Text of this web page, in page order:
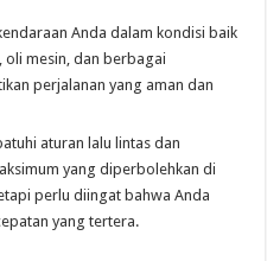
Anda dalam kondisi baik
oli mesin, dan berbagai
perjalanan yang aman dan
aturan lalu lintas dan
yang diperbolehkan di
perlu diingat bahwa Anda
yang tertera.